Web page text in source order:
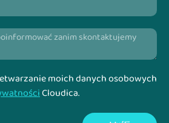
moich danych osobowych
Cloudica.